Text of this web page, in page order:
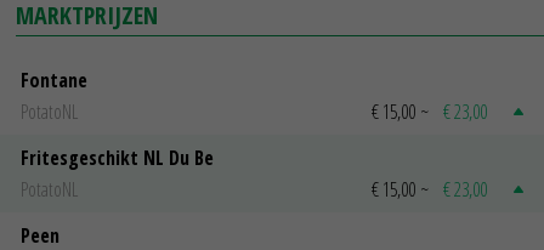
MARKTPRIJZEN
Fontane
PotatoNL
€ 15,00 ~ € 23,00
Fritesgeschikt NL Du Be
PotatoNL
€ 15,00 ~ € 23,00
Peen